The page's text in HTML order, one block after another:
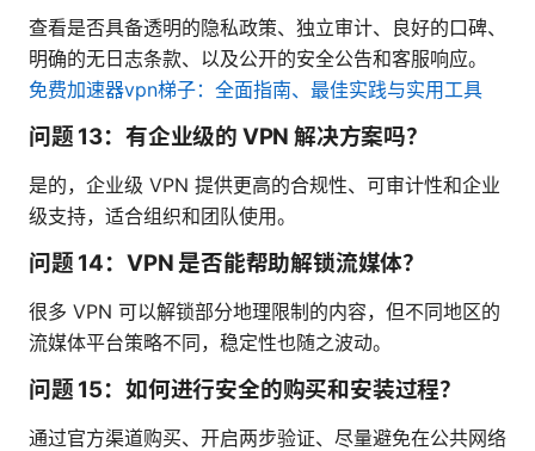
查看是否具备透明的隐私政策、独立审计、良好的口碑、
明确的无日志条款、以及公开的安全公告和客服响应。
免费加速器vpn梯子：全面指南、最佳实践与实用工具
问题 13：有企业级的 VPN 解决方案吗？
是的，企业级 VPN 提供更高的合规性、可审计性和企业
级支持，适合组织和团队使用。
问题 14：VPN 是否能帮助解锁流媒体？
很多 VPN 可以解锁部分地理限制的内容，但不同地区的
流媒体平台策略不同，稳定性也随之波动。
问题 15：如何进行安全的购买和安装过程？
通过官方渠道购买、开启两步验证、尽量避免在公共网络